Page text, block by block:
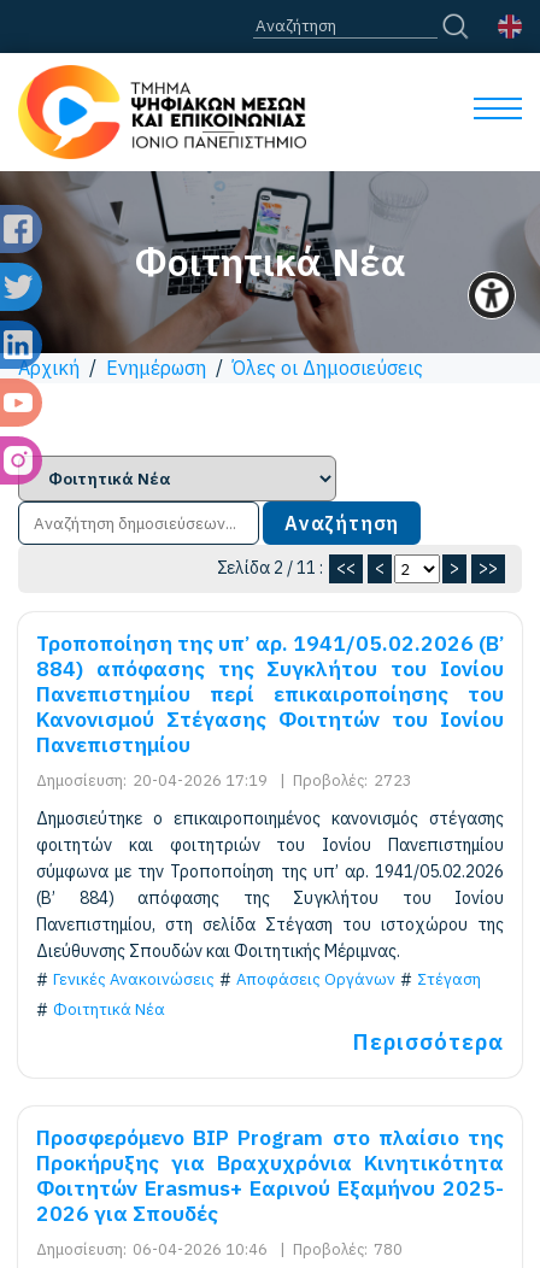
Φοιτητικά Νέα
Αρχική / Ενημέρωση /Όλες οι Δημοσιεύσεις
Σελίδα 2 / 11 : << < > >>
Τροποποίηση της υπ’ αρ. 1941/05.02.2026 (Β’
884) απόφασης της Συγκλήτου του Ιονίου
Πανεπιστημίου περί επικαιροποίησης του
Κανονισμού Στέγασης Φοιτητών του Ιονίου
Πανεπιστημίου
Δημοσίευση: 20-04-2026 17:19 | Προβολές: 2723
Δημοσιεύτηκε ο επικαιροποιημένος κανονισμός στέγασης
φοιτητών και φοιτητριών του Ιονίου Πανεπιστημίου
σύμφωνα με την Τροποποίηση της υπ’ αρ. 1941/05.02.2026
(Β’ 884) απόφασης της Συγκλήτου του Ιονίου
Πανεπιστημίου, στη σελίδα Στέγαση του ιστοχώρου της
Διεύθυνσης Σπουδών και Φοιτητικής Μέριμνας.
Γενικές Ανακοινώσεις
Αποφάσεις Οργάνων
Στέγαση
Φοιτητικά Νέα
Περισσότερα
Προσφερόμενο BIP Program στο πλαίσιο της
Προκήρυξης για Βραχυχρόνια Kινητικότητα
Φοιτητών Erasmus+ Εαρινού Εξαμήνου 2025-
2026 για Σπουδές
Δημοσίευση: 06-04-2026 10:46 | Προβολές: 780